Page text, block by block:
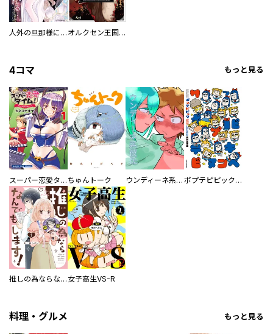
人外の旦那様に娶られ毎晩ナカまで愛される…。アンソロジー オルクセン王国史
4コマ もっと見る
スーパー恋愛タイム！～現場でドＳな彼女は自宅でデレる～ ちゅんトーク ウンディーネ系彼氏 ポプテピピック SEASON EIGHT
推しの為ならなんでもします！ 女子高生VS-R
料理・グルメ もっと見る